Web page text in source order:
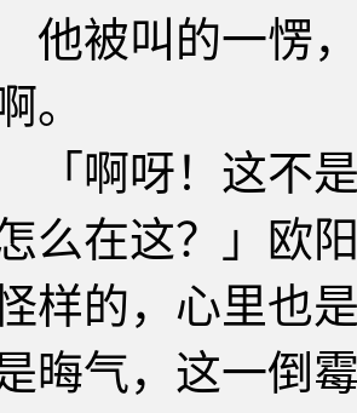
被叫的一愣，
。
啊呀！这不是
么在这？」欧
样的，心里也
晦气，这一倒